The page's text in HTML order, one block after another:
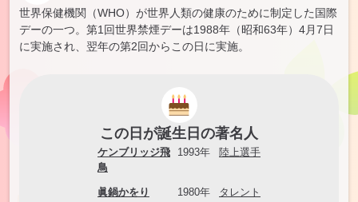
世界保健機関（WHO）が世界人類の健康のために制定した国際
デーの一つ。第1回世界禁煙デーは1988年（昭和63年）4月7日
に実施され、翌年の第2回からこの日に実施。
この日が誕生日の著名人
ケンブリッジ飛
鳥
1993年 陸上選手
眞鍋かをり 1980年 タレント